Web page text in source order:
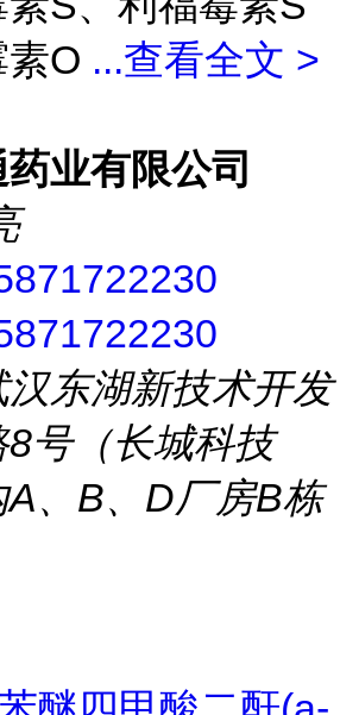
O ...查看全文 >
业有限公司
汉东湖新技术开发
号（长城科技
、B、D厂房B栋